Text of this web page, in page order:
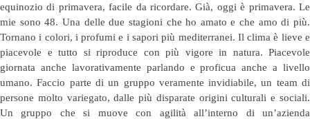
equinozio di primavera, facile da ricordare. Già, oggi è primavera. Le
mie sono 48. Una delle due stagioni che ho amato e che amo di più.
Tornano i colori, i profumi e i sapori più mediterranei. Il clima è lieve e
piacevole e tutto si riproduce con più vigore in natura. Piacevole
giornata anche lavorativamente parlando e proficua anche a livello
umano. Faccio parte di un gruppo veramente invidiabile, un team di
persone molto variegato, dalle più disparate origini culturali e sociali.
Un gruppo che si muove con agilità all’interno di un’azienda